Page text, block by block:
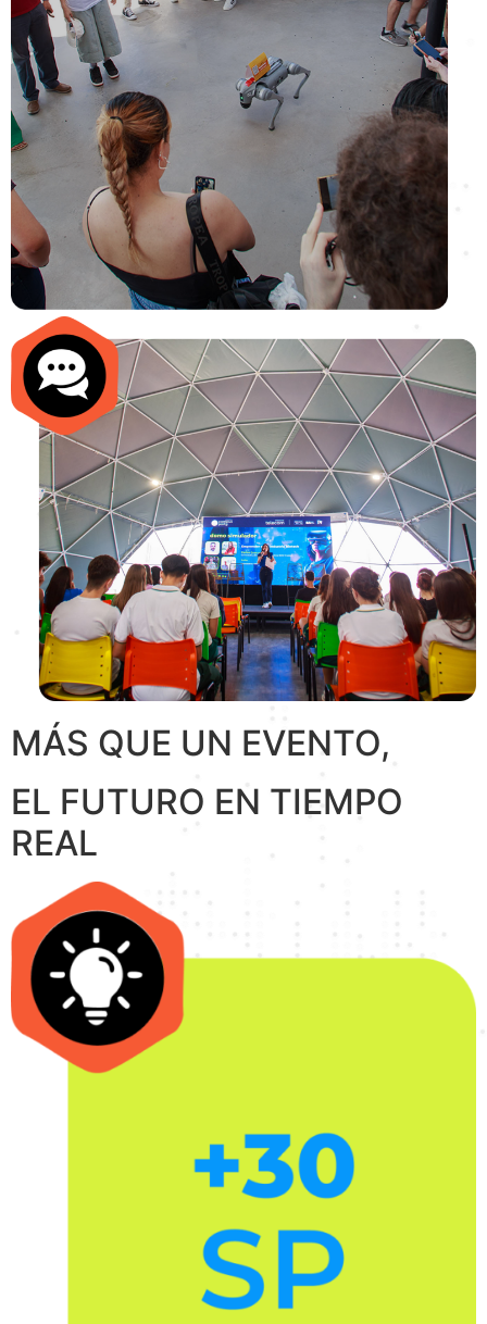
MÁS QUE UN EVENTO,
EL FUTURO EN TIEMPO
REAL